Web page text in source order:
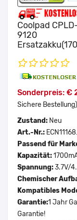
Coolpad
9120
Sonderpreis: €
Sichere Bestellung)
Zustand: Neu
Art.-Nr.:
Passend für
Kapazität:
Spannung:3.7V/
Chemischer
Kompatibles
Garantie:1 Jahr
Garantie!